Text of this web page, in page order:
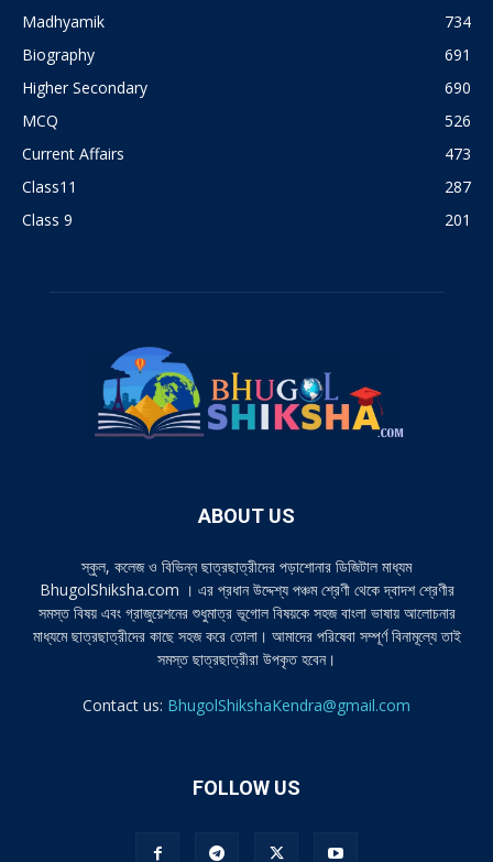
Madhyamik
734
Biography
691
Higher Secondary
690
MCQ
526
Current Affairs
473
Class11
287
Class 9
201
ABOUT US
স্কুল, কলেজ ও বিভিন্ন ছাত্রছাত্রীদের পড়াশোনার ডিজিটাল মাধ্যম
BhugolShiksha.com । এর প্রধান উদ্দেশ্য পঞ্চম শ্রেণী থেকে দ্বাদশ শ্রেণীর
সমস্ত বিষয় এবং গ্রাজুয়েশনের শুধুমাত্র ভূগোল বিষয়কে সহজ বাংলা ভাষায় আলোচনার
মাধ্যমে ছাত্রছাত্রীদের কাছে সহজ করে তোলা। আমাদের পরিষেবা সম্পূর্ণ বিনামূল্যে তাই
সমস্ত ছাত্রছাত্রীরা উপকৃত হবেন।
Contact us: BhugolShikshaKendra@gmail.com
FOLLOW US